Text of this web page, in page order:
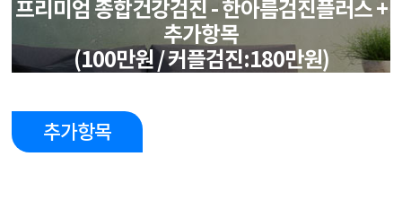
프리미엄 종합건강검진 - 한아름검진플러스 +
추가항목
(100만원 / 커플검진:180만원)
추가항목